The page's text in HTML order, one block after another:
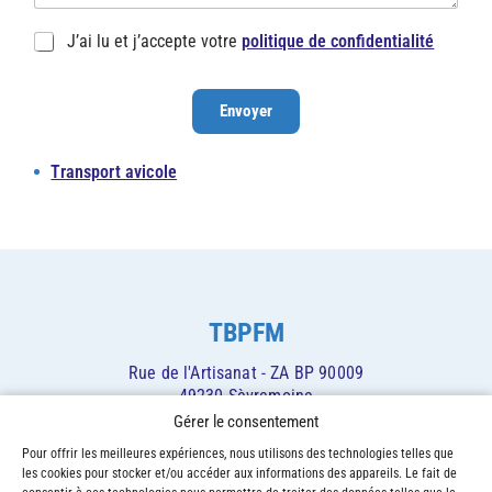
Gérer le consentement
Pour offrir les meilleures expériences, nous utilisons des technologies telles que
les cookies pour stocker et/ou accéder aux informations des appareils. Le fait de
*
e
*
R
J’ai lu et j’accepte votrepolitique de confidentialité
Envoyer
Transport avicole
TBPFM
Rue de l'Artisanat - ZA BP 90009
49230 Sèvremoine
02 41 64 02 97
Nous contacter